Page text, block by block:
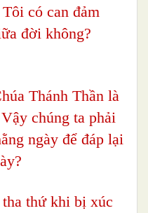
có can đảm
đời không?
Thánh Thần là
chúng ta phải
ngày để đáp lại
thứ khi bị xúc